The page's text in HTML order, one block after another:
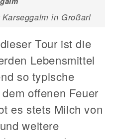
in Großarl
Tour ist die
Lebensmittel
so typische
offenen Feuer
es stets Milch von
weitere